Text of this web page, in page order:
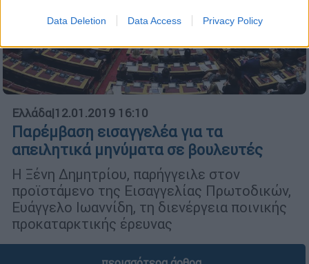
Data Deletion Data Access Privacy Policy
Ελλάδα|12.01.2019 16:10
Παρέμβαση εισαγγελέα για τα
απειλητικά μηνύματα σε βουλευτές
Η Ξένη Δημητρίου, παρήγγειλε στον
προϊστάμενο της Εισαγγελίας Πρωτοδικών,
Ευάγγελο Ιωαννίδη, τη διενέργεια ποινικής
προκαταρκτικής έρευνας